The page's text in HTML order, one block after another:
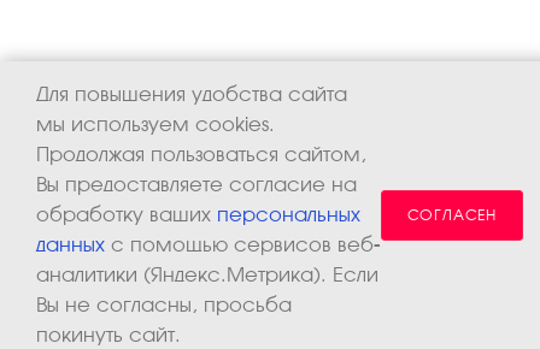
Для повышения удобства сайта
мы используем cookies.
Продолжая пользоваться сайтом,
Вы предоставляете согласие на
обработку ваших персональных
данных с помощью сервисов веб-
аналитики (Яндекс.Метрика). Если
Вы не согласны, просьба
покинуть сайт.
СОГЛАСЕН